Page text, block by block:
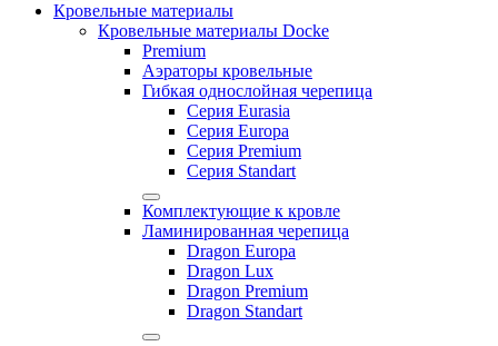
Кровельные материалы
Кровельные материалы Docke
Premium
Аэраторы кровельные
Гибкая однослойная черепица
Серия Eurasia
Серия Europa
Серия Premium
Серия Standart
Комплектующие к кровле
Ламинированная черепица
Dragon Europa
Dragon Lux
Dragon Premium
Dragon Standart